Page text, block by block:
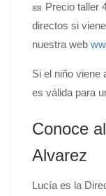
🎫 Precio taller
directos si
nuestra web
Si el niño viene
es válida para
Conoce
Alvarez
Lucía es la